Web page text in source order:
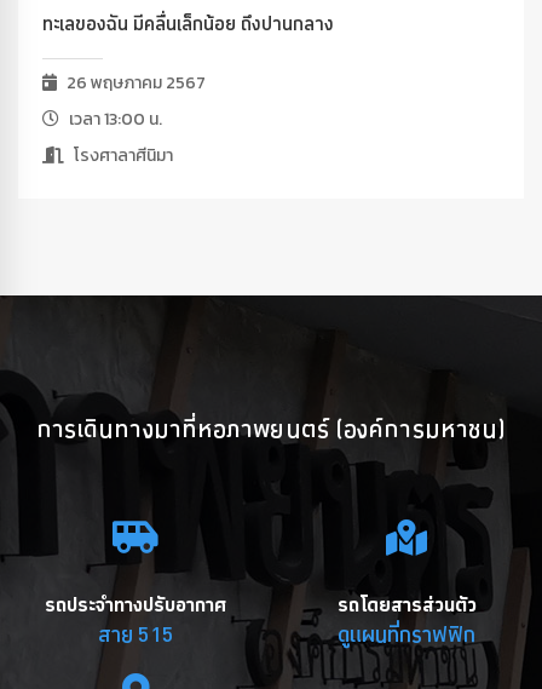
ทะเลของฉัน มีคลื่นเล็กน้อย ถึงปานกลาง
26 พฤษภาคม 2567
เวลา 13:00 น.
โรงศาลาศีนิมา
การเดินทางมาที่หอภาพยนตร์ (องค์การมหาชน)
รถประจำทางปรับอากาศ
สาย 515
รถโดยสารส่วนตัว
ดูแผนที่กราฟฟิก